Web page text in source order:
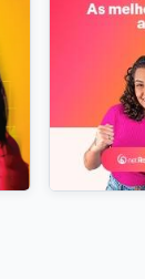
entre